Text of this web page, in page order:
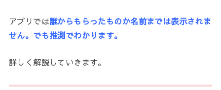
アプリでは誰からもらったものか名前までは表示されま
せん。でも推測でわかります。
詳しく解説していきます。